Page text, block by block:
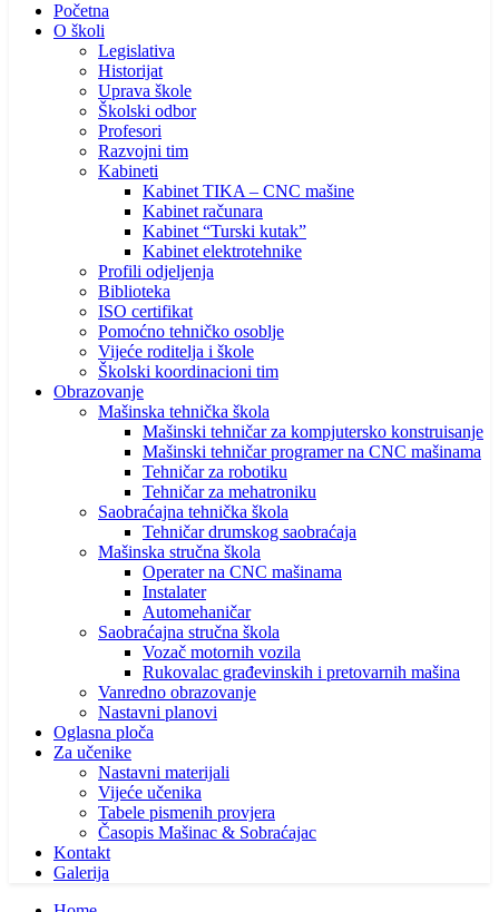
Početna
O školi
Legislativa
Historijat
Uprava škole
Školski odbor
Profesori
Razvojni tim
Kabineti
Kabinet TIKA – CNC mašine
Kabinet računara
Kabinet “Turski kutak”
Kabinet elektrotehnike
Profili odjeljenja
Biblioteka
ISO certifikat
Pomoćno tehničko osoblje
Vijeće roditelja i škole
Školski koordinacioni tim
Obrazovanje
Mašinska tehnička škola
Mašinski tehničar za kompjutersko konstruisanje
Mašinski tehničar programer na CNC mašinama
Tehničar za robotiku
Tehničar za mehatroniku
Saobraćajna tehnička škola
Tehničar drumskog saobraćaja
Mašinska stručna škola
Operater na CNC mašinama
Instalater
Automehaničar
Saobraćajna stručna škola
Vozač motornih vozila
Rukovalac građevinskih i pretovarnih mašina
Vanredno obrazovanje
Nastavni planovi
Oglasna ploča
Za učenike
Nastavni materijali
Vijeće učenika
Tabele pismenih provjera
Časopis Mašinac & Sobraćajac
Kontakt
Galerija